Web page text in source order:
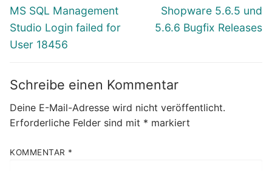
Vorheriger
Beitrag:
MS SQL Management
Studio Login failed for
User 18456
Nächster
Beitrag:
Shopware 5.6.5 und
5.6.6 Bugfix Releases
Schreibe einen Kommentar
Deine E-Mail-Adresse wird nicht veröffentlicht.
Erforderliche Felder sind mit * markiert
KOMMENTAR *